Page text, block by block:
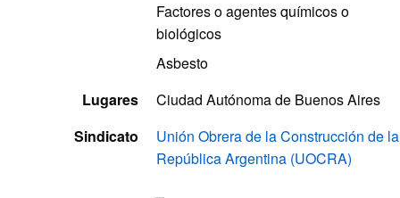
Factores o agentes químicos o
biológicos
Asbesto
Lugares
Ciudad Autónoma de Buenos Aires
Sindicato
Unión Obrera de la Construcción de la
República Argentina (UOCRA)